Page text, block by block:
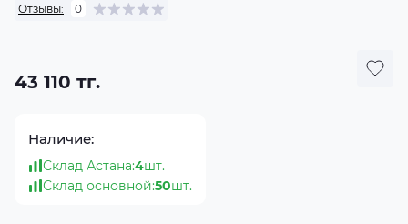
Отзывы: 0
43 110 тг.
Наличие:
Склад Астана:4шт.
Склад основной:50шт.